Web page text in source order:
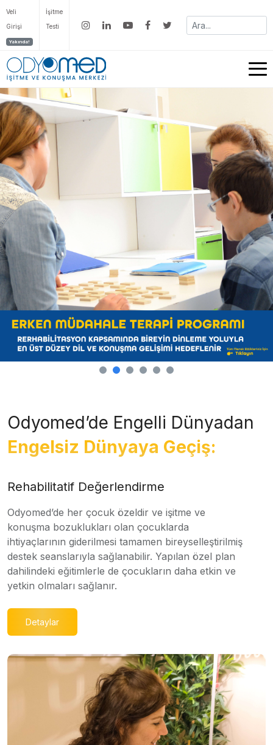
Veli
Girişi
Yakında!
İşitme
Testi
Odyomed’de Engelli Dünyadan
Engelsiz Dünyaya Geçiş:
Rehabilitatif Değerlendirme
Odyomed’de her çocuk özeldir ve işitme ve
konuşma bozuklukları olan çocuklarda
ihtiyaçlarının giderilmesi tamamen bireyselleştirilmiş
destek seanslarıyla sağlanabilir. Yapılan özel plan
dahilindeki eğitimlerle de çocukların daha etkin ve
yetkin olmaları sağlanır.
Detaylar